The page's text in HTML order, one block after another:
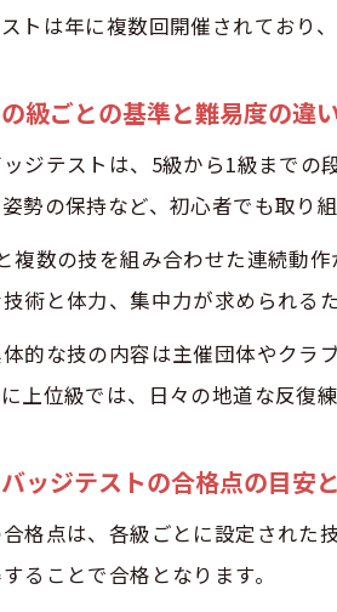
ト
ト
年齢や
年
履
ト
年
ト
ト
バ
トは年に複数回開催されており
級ごとの基準と難易度の違
ッジテストは、5級から1級まで
勢の保持など、初心者でも取り
複数の技を組み合わせた連続動
術と体力、集中力が求められる
的な技の内容は主催団体やクラ
上位級では、日々の地道な反復
ッジテストの合格点の目安
格点は、各級ごとに設定された
ることで合格となります。